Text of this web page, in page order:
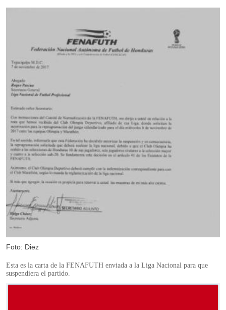
Foto: Diez
Esta es la carta de la FENAFUTH enviada a la Liga Nacional para que
suspendiera el partido.